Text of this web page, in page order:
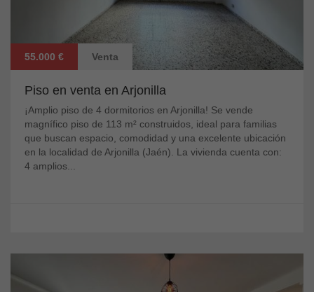
55.000 € Venta
Piso en venta en Arjonilla
¡Amplio piso de 4 dormitorios en Arjonilla! Se vende
magnífico piso de 113 m² construidos, ideal para familias
que buscan espacio, comodidad y una excelente ubicación
en la localidad de Arjonilla (Jaén). La vivienda cuenta con:
4 amplios...